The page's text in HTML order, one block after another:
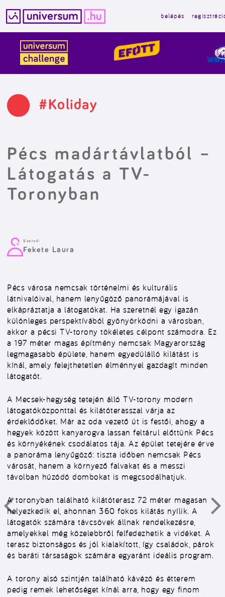
tartalomba
belépés
#Koliday
Pécs madártávlatból –
Látogatás a TV-
Toronyban
Szerző:
Fekete Laura
Pécs városa nemcsak történelmi és kulturális
látnivalóival, hanem lenyűgöző panorámájával is
elkápráztatja a látogatókat. Ha szeretnél egy igazán
különleges perspektívából gyönyörködni a városban,
akkor a pécsi TV-torony tökéletes célpont számodra. Ez
a 197 méter magas építmény nemcsak Magyarország
legmagasabb épülete, hanem egyedülálló kilátást is
kínál, amely felejthetetlen élménnyel gazdagít minden
látogatót.
A Mecsek-hegység tetején álló TV-torony modern
látogatóközponttal és kilátóterasszal várja az
érdeklődőket. Már az oda vezető út is festői, ahogy a
hegyek között kanyarogva lassan feltárul előttünk Pécs
és környékének csodálatos tája. Az épület tetejére érve
a panoráma lenyűgöző: tiszta időben nemcsak Pécs
városát, hanem a környező falvakat és a messzi
távolban húzódó dombokat is megcsodálhatjuk.
A toronyban található kilátóterasz 72 méter magasan
helyezkedik el, ahonnan 360 fokos kilátás nyílik. A
látogatók számára távcsövek állnak rendelkezésre,
amelyekkel még közelebbről felfedezhetik a vidéket. A
terasz biztonságos és jól kialakított, így családok, párok
és baráti társaságok számára egyaránt ideális program.
A torony alsó szintjén található kávézó és étterem
pedig remek lehetőséget kínál arra, hogy egy finom